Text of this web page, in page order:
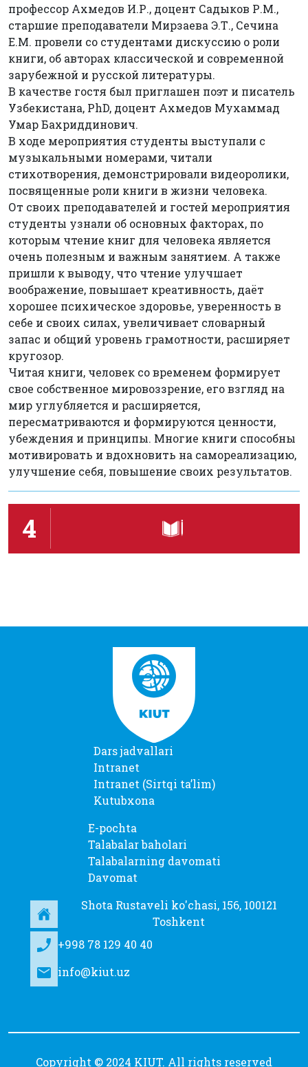
профессор Ахмедов И.Р., доцент Садыков Р.М.,
старшие преподаватели Мирзаева Э.Т., Сечина
Е.М. провели со студентами дискуссию о роли
книги, об авторах классической и современной
зарубежной и русской литературы.
В качестве гостя был приглашен поэт и писатель
Узбекистана, PhD, доцент Ахмедов Мухаммад
Умар Бахриддинович.
В ходе мероприятия студенты выступали с
музыкальными номерами, читали
стихотворения, демонстрировали видеоролики,
посвященные роли книги в жизни человека.
От своих преподавателей и гостей мероприятия
студенты узнали об основных факторах, по
которым чтение книг для человека является
очень полезным и важным занятием. А также
пришли к выводу, что чтение улучшает
воображение, повышает креативность, даёт
хорошее психическое здоровье, уверенность в
себе и своих силах, увеличивает словарный
запас и общий уровень грамотности, расширяет
кругозор.
Читая книги, человек со временем формирует
свое собственное мировоззрение, его взгляд на
мир углубляется и расширяется,
пересматриваются и формируются ценности,
убеждения и принципы. Многие книги способны
мотивировать и вдохновить на самореализацию,
улучшение себя, повышение своих результатов.
4
Dars jadvallari
Intranet
Intranet (Sirtqi taʼlim)
Kutubxona
E-pochta
Talabalar baholari
Talabalarning davomati
Davomat
Shota Rustaveli ko'chasi, 156, 100121
Toshkent
+998 78 129 40 40
info@kiut.uz
Copyright © 2024 KIUT. All rights reserved